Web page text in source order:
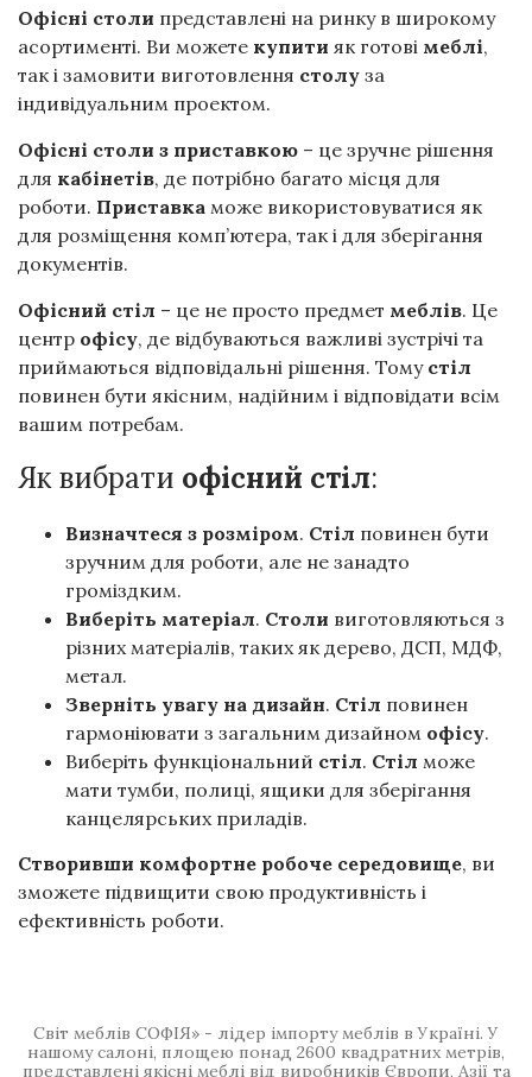
Офісні столи представлені на ринку в широкому
асортименті. Ви можете купити як готові меблі,
так і замовити виготовлення столу за
індивідуальним проектом.
Офісні столи з приставкою – це зручне рішення
для кабінетів, де потрібно багато місця для
роботи. Приставка може використовуватися як
для розміщення комп’ютера, так і для зберігання
документів.
Офісний стіл – це не просто предмет меблів. Це
центр офісу, де відбуваються важливі зустрічі та
приймаються відповідальні рішення. Тому стіл
повинен бути якісним, надійним і відповідати всім
вашим потребам.
Як вибрати офісний стіл:
Визначтеся з розміром. Стіл повинен бути
зручним для роботи, але не занадто
громіздким.
Виберіть матеріал. Столи виготовляються з
різних матеріалів, таких як дерево, ДСП, МДФ,
метал.
Зверніть увагу на дизайн. Стіл повинен
гармоніювати з загальним дизайном офісу.
Виберіть функціональний стіл. Стіл може
мати тумби, полиці, ящики для зберігання
канцелярських приладів.
Створивши комфортне робоче середовище, ви
зможете підвищити свою продуктивність і
ефективність роботи.
Світ меблів СОФІЯ» - лідер імпорту меблів в Україні. У
нашому салоні, площею понад 2600 квадратних метрів,
представлені якісні меблі від виробників Європи, Азії та